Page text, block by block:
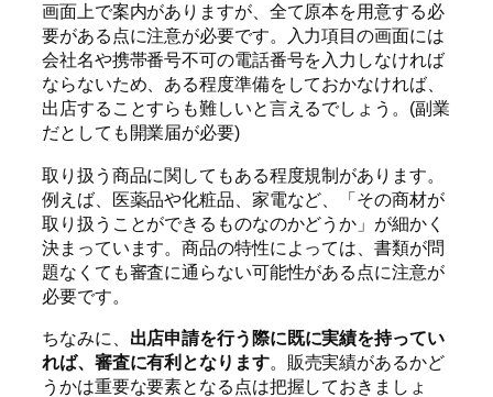
画面上で案内がありますが、全て原本を用意する必
要がある点に注意が必要です。入力項目の画面には
会社名や携帯番号不可の電話番号を入力しなければ
ならないため、ある程度準備をしておかなければ、
出店することすらも難しいと言えるでしょう。(副業
だとしても開業届が必要)
取り扱う商品に関してもある程度規制があります。
例えば、医薬品や化粧品、家電など、「その商材が
取り扱うことができるものなのかどうか」が細かく
決まっています。商品の特性によっては、書類が問
題なくても審査に通らない可能性がある点に注意が
必要です。
ちなみに、 出店申請を行う際に既に実績を持ってい
れば、審査に有利となります。 販売実績があるかど
うかは重要な要素となる点は把握しておきましょ